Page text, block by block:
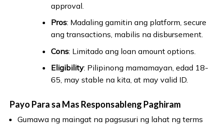
approval.
Pros: Madaling gamitin ang platform, secure
ang transactions, mabilis na disbursement.
Cons: Limitado ang loan amount options.
Eligibility: Pilipinong mamamayan, edad 18-
65, may stable na kita, at may valid ID.
Payo Para sa Mas Responsableng Paghiram
Gumawa ng maingat na pagsusuri ng lahat ng terms